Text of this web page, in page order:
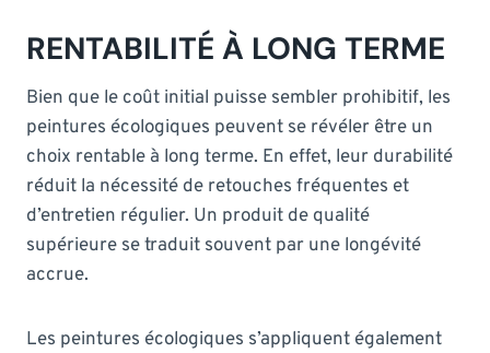
RENTABILITÉ À LONG TERME
Bien que le coût initial puisse sembler prohibitif, les
peintures écologiques peuvent se révéler être un
choix rentable à long terme. En effet, leur durabilité
réduit la nécessité de retouches fréquentes et
d’entretien régulier. Un produit de qualité
supérieure se traduit souvent par une longévité
accrue.
Les peintures écologiques s’appliquent également